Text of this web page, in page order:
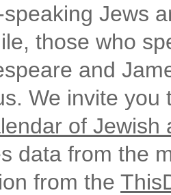
Jews
those who
and
We invite
of Jewish
data from the
from the